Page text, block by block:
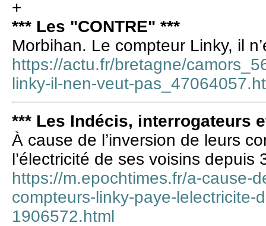
+
*** Les "CONTRE" ***
Morbihan. Le compteur Linky, il
https://actu.fr/bretagne/
linky-il-nen-veut-
*** Les Indécis, interrogateurs
À cause de l’inversion de leurs
l’électricité de ses voisins depuis
https://m.epochtimes.fr/a-cause-
compteurs-linky-paye-lelectricite-
1906572.html